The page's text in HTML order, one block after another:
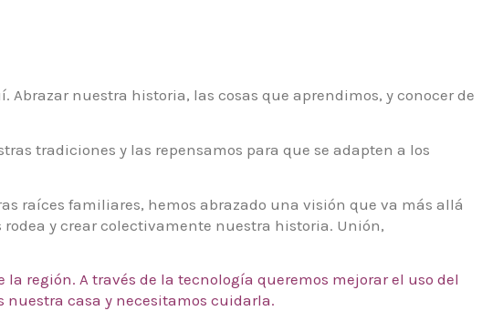
nuestra historia, las cosas que aprendimos, y conocer de
tradiciones y las repensamos para que se adapten a los
raíces familiares, hemos abrazado una visión que va más allá
y crear colectivamente nuestra historia. Unión,
región. A través de la tecnología queremos mejorar el uso del
casa y necesitamos cuidarla.